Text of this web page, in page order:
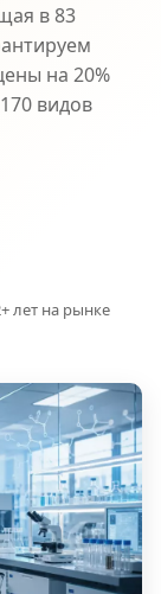
в 83
на 20%
видов
лет на рынке